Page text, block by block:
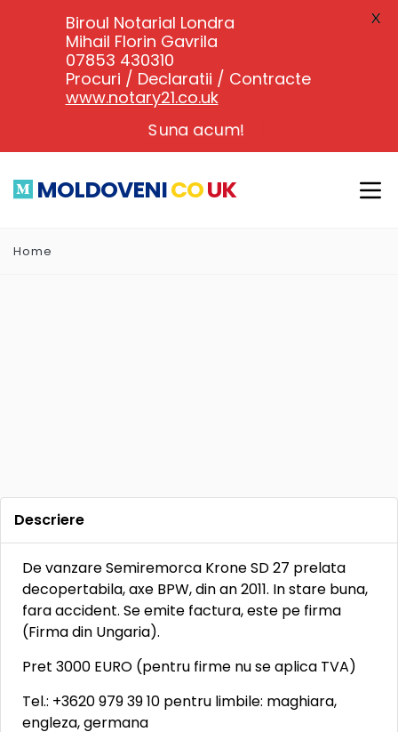
MOLDOVENICOUK
Home
Descriere
De vanzare Semiremorca Krone SD 27 prelata
decopertabila, axe BPW, din an 2011. In stare buna,
fara accident. Se emite factura, este pe firma
(Firma din Ungaria).
Pret 3000 EURO (pentru firme nu se aplica TVA)
Tel.: +3620 979 39 10 pentru limbile: maghiara,
engleza, germana
Biroul Notarial Londra
Mihail Florin Gavrila
07853 430310
Procuri / Declaratii / Contracte
www.notary21.co.uk
Suna acum!
X